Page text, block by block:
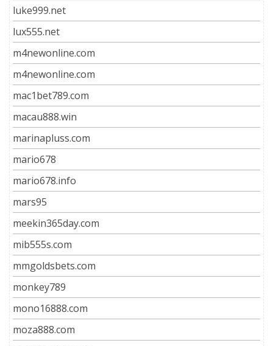
luke999.net
lux555.net
m4newonline.com
m4newonline.com
mac1bet789.com
macau888.win
marinapluss.com
mario678
mario678.info
mars95
meekin365day.com
mib555s.com
mmgoldsbets.com
monkey789
mono16888.com
moza888.com